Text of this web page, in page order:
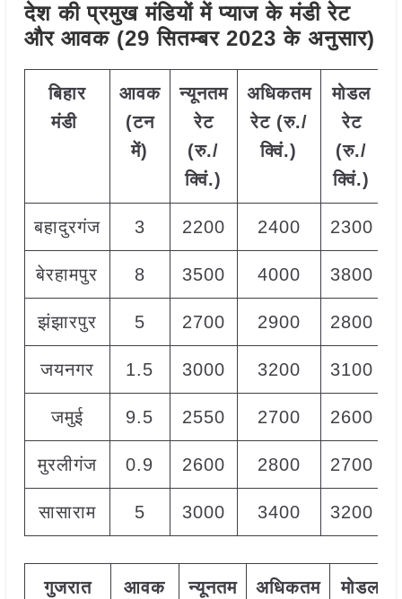
देश की प्रमुख मंडियों में प्याज के मंडी रेट
और आवक (29 सितम्बर 2023 के अनुसार)
बिहार
मंडी
आवक
(टन
में)
न्यूनतम
रेट
(रु./
क्विं.)
अधिकतम
रेट (रु./
क्विं.)
मोडल
रेट
(रु./
क्विं.)
बहादुरगंज 3 2200 2400 2300
बेरहामपुर 8 3500 4000 3800
झंझारपुर 5 2700 2900 2800
जयनगर 1.5 3000 3200 3100
जमुई 9.5 2550 2700 2600
मुरलीगंज 0.9 2600 2800 2700
सासाराम 5 3000 3400 3200
गुजरात
आवक
न्यूनतम
अधिकतम
मोडल